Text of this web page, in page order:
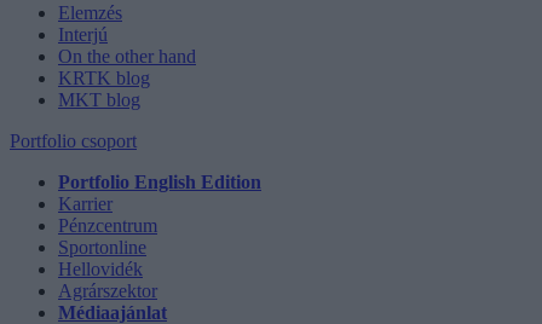
Elemzés
Interjú
On the other hand
KRTK blog
MKT blog
Portfolio csoport
Portfolio English Edition
Karrier
Pénzcentrum
Sportonline
Hellovidék
Agrárszektor
Médiaajánlat